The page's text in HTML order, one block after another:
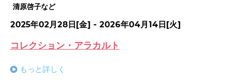
清原啓子など
2025年02月28日[金] - 2026年04月14日[火]
コレクション・アラカルト
もっと詳しく